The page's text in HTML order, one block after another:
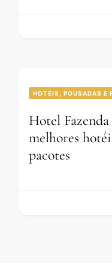
HOTÉIS, POUSADAS E
Hotel
melhores
pacotes